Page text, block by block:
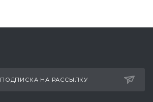
ПОДПИСКА НА РАССЫЛКУ